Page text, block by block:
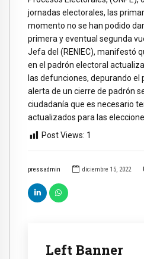
pressadmin diciembre 15, 2022
Left Banner
jornadas electorales, las
momento no se han podido
primera y eventual segunda
Jefa del (RENIEC), manifestó
en el padrón electoral
las defunciones, depurando el
alerta de un cierre de padrón
ciudadanía que es necesario
actualizados para las
Post Views: 1